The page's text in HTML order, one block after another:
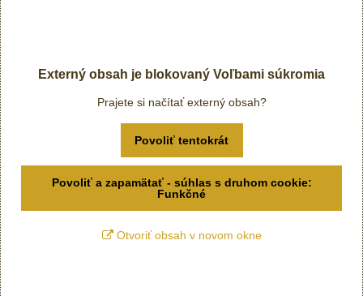
Externý obsah je blokovaný Voľbami súkromia
Prajete si načítať externý obsah?
Povoliť tentokrát
Povoliť a zapamätať - súhlas s druhom cookie:
Funkčné
Otvoriť obsah v novom okne